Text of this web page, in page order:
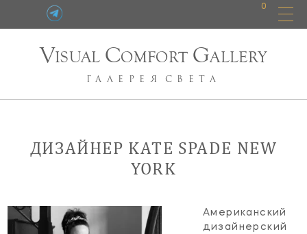
0
VISUAL COMFORT GALLERY
ГАЛЕРЕЯ СВЕТА
ДИЗАЙНЕР KATE SPADE NEW
YORK
Американский
дизайнерский